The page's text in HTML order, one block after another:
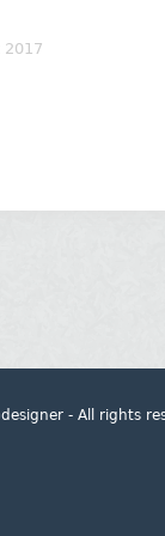
2017
- All rights